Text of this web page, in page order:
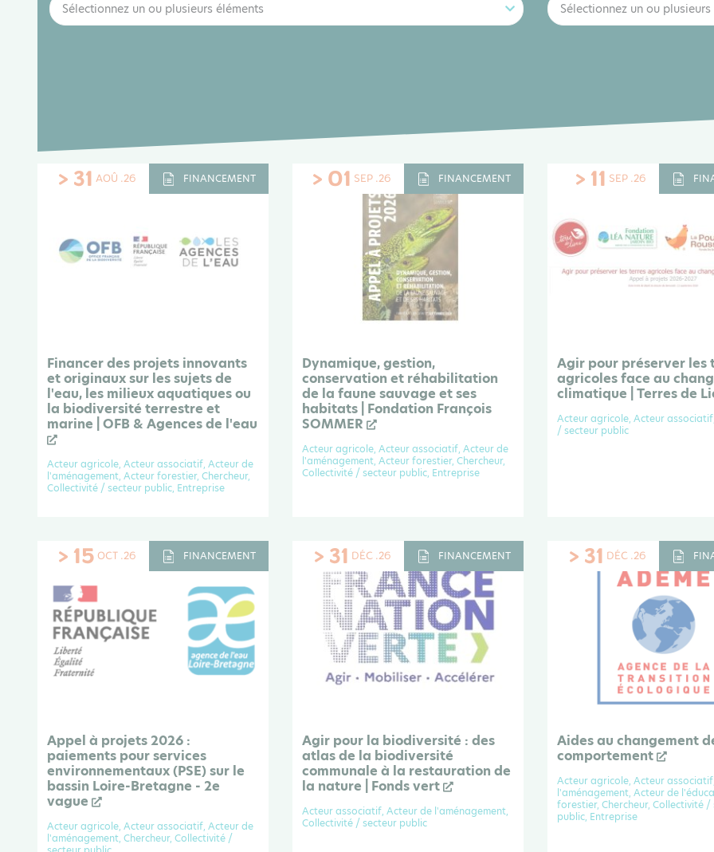
Sélectionnez un ou plusieurs éléments Sélectionnez un ou
> 31 AOÛ .26 FINANCEMENT
Financer des projets innovants
et originaux sur les sujets de
l'eau, les milieux aquatiques ou
la biodiversité terrestre et
marine | OFB & Agences de l'eau
Acteur agricole, Acteur associatif, Acteur de
l'aménagement, Acteur forestier, Chercheur,
Collectivité / secteur public, Entreprise
> 01 SEP .26 FINANCEMENT
Dynamique, gestion,
conservation et réhabilitation
de la faune sauvage et ses
habitats | Fondation François
SOMMER
Acteur agricole, Acteur associatif, Acteur de
l'aménagement, Acteur forestier, Chercheur,
Collectivité / secteur public, Entreprise
> 11 SEP .26
Agir pour préserver les
agricoles face au
climatique | Terres de
Acteur agricole, Acteur
/ secteur public
> 15 OCT .26 FINANCEMENT
Appel à projets 2026 :
paiements pour services
environnementaux (PSE) sur le
bassin Loire-Bretagne - 2e
vague
Acteur agricole, Acteur associatif, Acteur de
l'aménagement, Chercheur, Collectivité /
> 31 DÉC .26 FINANCEMENT
Agir pour la biodiversité : des
atlas de la biodiversité
communale à la restauration de
la nature | Fonds vert
Acteur associatif, Acteur de l'aménagement,
Collectivité / secteur public
> 31 DÉC .26
Aides au changement
comportement
Acteur agricole, Acteur
l'aménagement, Acteur de
forestier, Chercheur, Collectivité /
public, Entreprise